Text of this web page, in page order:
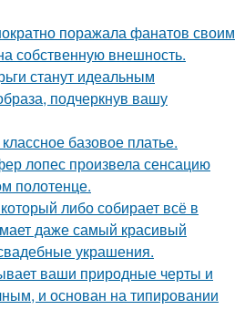
поражала фанатов своим
собственную внешность.
станут идеальным
подчеркнув вашу
базовое платье.
лопес произвела сенсацию
полотенце.
либо собирает всё в
даже самый красивый
украшения.
ваши природные черты и
и основан на типировании